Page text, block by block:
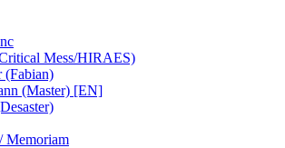
Mess/HIRAES)
(Fabian)
(Master) [EN]
Memoriam